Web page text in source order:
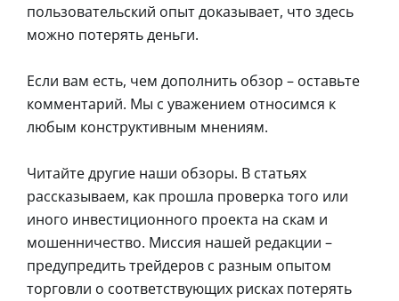
пользовательский опыт доказывает, что здесь
можно потерять деньги.
Если вам есть, чем дополнить обзор – оставьте
комментарий. Мы с уважением относимся к
любым конструктивным мнениям.
Читайте другие наши обзоры. В статьях
рассказываем, как прошла проверка того или
иного инвестиционного проекта на скам и
мошенничество. Миссия нашей редакции –
предупредить трейдеров с разным опытом
торговли о соответствующих рисках потерять